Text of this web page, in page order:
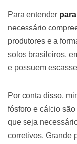
Para entender
necessário
produtores e a
solos brasileiros,
e possuem
Por conta disso,
fósforo e cálcio
que seja
corretivos. Grande